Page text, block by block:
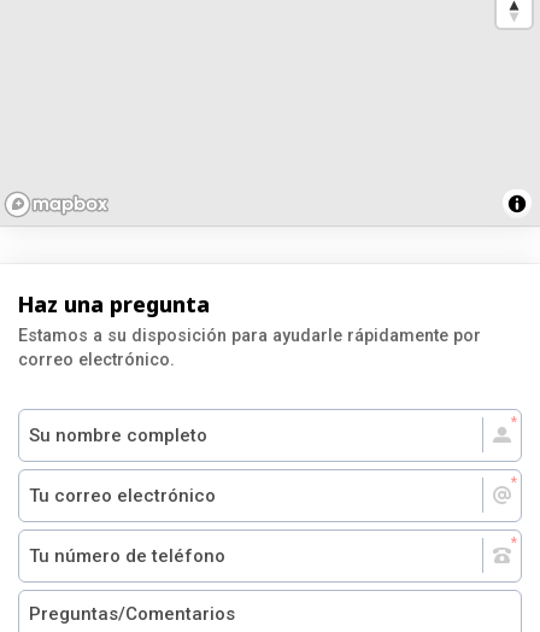
Haz una pregunta
Estamos a su disposición para ayudarle rápidamente por
correo electrónico.